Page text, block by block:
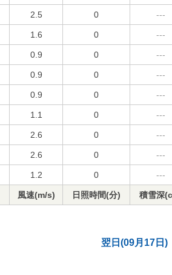
2.5 0 ---
1.6 0 ---
0.9 0 ---
0.9 0 ---
0.9 0 ---
1.1 0 ---
2.6 0 ---
2.6 0 ---
1.2 0 ---
風速(m/s) 日照時間(分) 積雪深
翌日(09月17日)